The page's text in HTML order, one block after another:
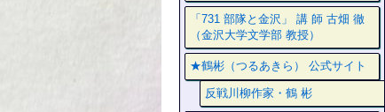
「731 部隊と金沢」 講 師 古畑 徹
（金沢大学文学部 教授）
★鶴彬（つるあきら） 公式サイト
反戦川柳作家・鶴 彬